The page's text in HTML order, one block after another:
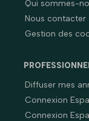
Qui sommes-
Nous contacter
Gestion des
Diffuser mes
Connexion
Connexion